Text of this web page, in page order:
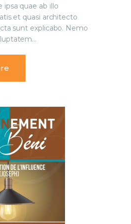
ipsa quae ab illo
et quasi architecto
sunt explicabo. Nemo